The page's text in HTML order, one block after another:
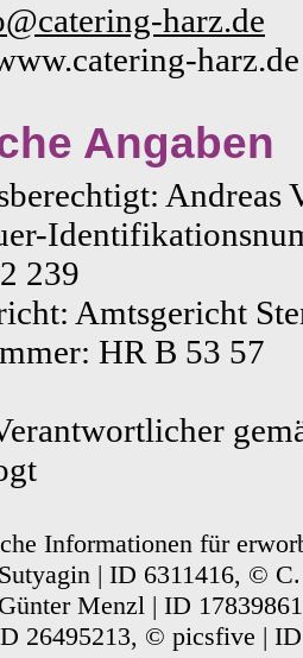
harz.de
harz.de
Angaben
Andreas
239
Amtsgericht
HR B 53 57
Informationen für
| ID 6311416, ©
Menzl | ID
26495213, © picsfive |